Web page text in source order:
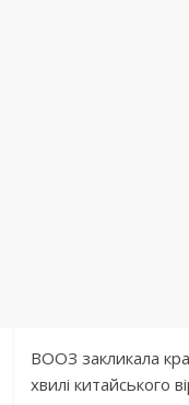
ВООЗ закликала
хвилі китайського